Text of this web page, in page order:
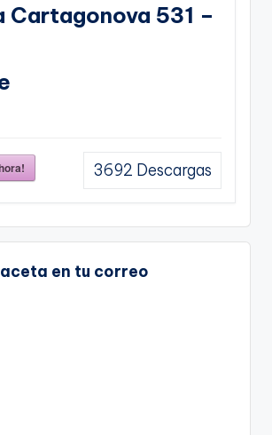
Cartagonova 531 –
3692 Descargas
en tu correo